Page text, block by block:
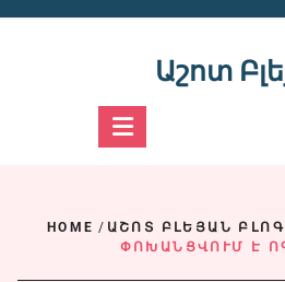
Աշոտ
HOME / ԱՇՈՏ ԲԼԵՅԱՆ
ՓՈԽԱՆՑՎՈՒՄ Է